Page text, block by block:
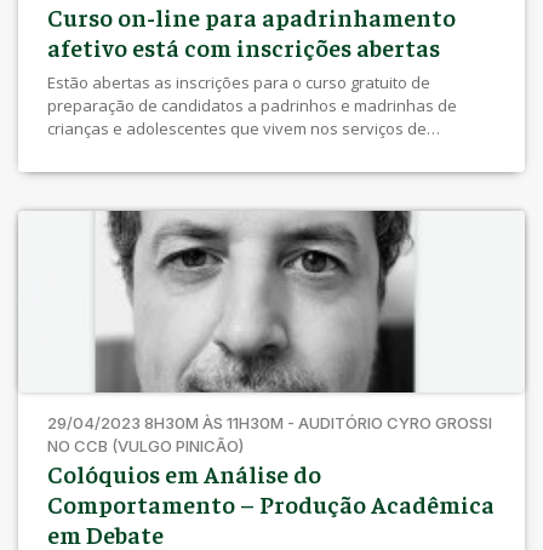
Curso on-line para apadrinhamento
afetivo está com inscrições abertas
Estão abertas as inscrições para o curso gratuito de
preparação de candidatos a padrinhos e madrinhas de
crianças e adolescentes que vivem nos serviços de
29/04/2023 8H30M ÀS 11H30M - AUDITÓRIO CYRO GROSSI
NO CCB (VULGO PINICÃO)
Colóquios em Análise do
Comportamento – Produção Acadêmica
em Debate